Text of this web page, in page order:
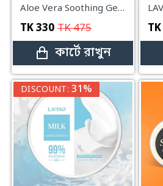
Aloe Vera Soothing Gel 99% – 250ml
TK330 TK475
কার্টে রাখুন
TK
DISCOUNT: 31%